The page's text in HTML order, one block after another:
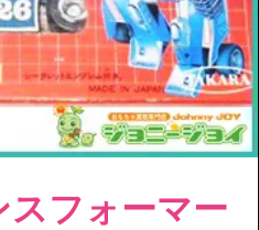
スフォーマー